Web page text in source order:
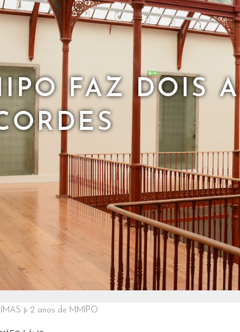
FAZ DOIS
2 anos de MMIPO